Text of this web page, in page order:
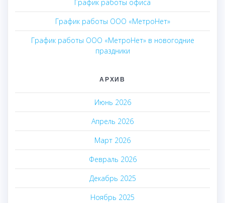
График работы офиса
График работы ООО «МетроНет»
График работы ООО «МетроНет» в новогодние
праздники
АРХИВ
Июнь 2026
Апрель 2026
Март 2026
Февраль 2026
Декабрь 2025
Ноябрь 2025